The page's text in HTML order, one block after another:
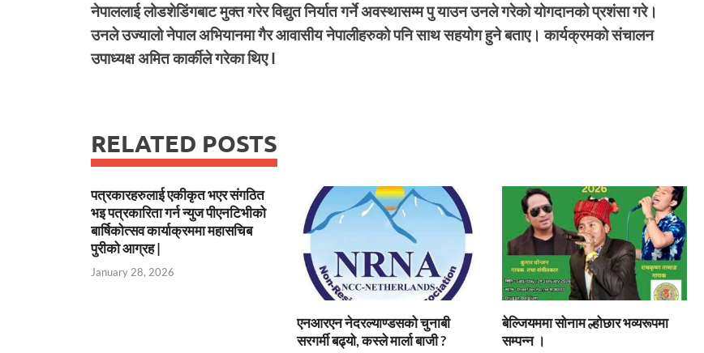
नेपाललाई लोडशेडिंगबाट मुक्त गरेर विद्युत निर्यात गर्ने अवस्थासम्म पु याउन उनले गरेको योगदानको प्रशंसा गरे।
उनले उज्यालो नेपाल अभियानमा गैर आवासीय नेपालीहरुको पनि साथ सहयोग हुने बताए। कार्यक्रमको संचालन
उपाध्यक्ष अमित कार्कीले गरेका थिए I
RELATED POSTS
पत्रकारहरुलाई एकीकृत भएर संगठित
भइ पत्रकारिता गर्न न्युज पीएनटिभीको
बार्षिकोत्सव कार्याक्रममा महासचिब
पुरीको आग्रह |
January 28, 2026
एनआरएन नेदरल्याण्डसको चुनाबी
सरगर्मी बढ्यो, कस्ले मार्ला बाजी ?
बेल्जियममा सोनाम ल्होछार भव्यरूपमा
सम्पन्न ।